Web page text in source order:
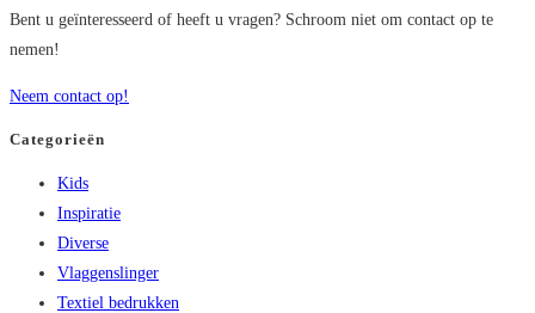
Bent u geïnteresseerd of heeft u vragen? Schroom niet om contact op te
nemen!
Neem contact op!
Categorieën
Kids
Inspiratie
Diverse
Vlaggenslinger
Textiel bedrukken